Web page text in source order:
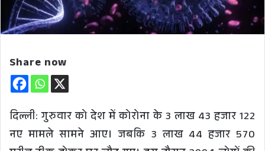
Share now
दिल्ली: गुरुवार को देश में कोरोना के 3 लाख 43 हजार 122
नए मामले सामने आए। जबकि 3 लाख 44 हजार 570